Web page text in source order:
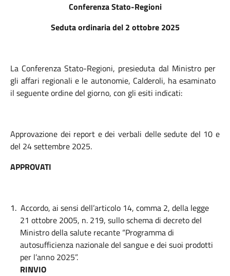
Conferenza Stato-Regioni
Seduta ordinaria del 2 ottobre 2025
La Conferenza Stato-Regioni, presieduta dal Ministro per
gli affari regionali e le autonomie, Calderoli, ha esaminato
il seguente ordine del giorno, con gli esiti indicati:
Approvazione dei report e dei verbali delle sedute del 10 e
del 24 settembre 2025.
APPROVATI
1. Accordo, ai sensi dell’articolo 14, comma 2, della legge
21 ottobre 2005, n. 219, sullo schema di decreto del
Ministro della salute recante “Programma di
autosufficienza nazionale del sangue e dei suoi prodotti
per l’anno 2025”.
RINVIO